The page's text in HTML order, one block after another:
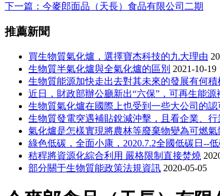
下一篇 ：今麥郎面品（天長）食品有限公司二期
推薦新聞
買生物質氣化爐，選擇寶杰科技的九大理由
生物質半氣化爐與全氣化爐的區別 2021-10-19
生物質能源加快走出去對其未來的發展有何積
近日，財政部辦公廳新出“六保”，可再生能
生物質氣化爐在國際上也受到一些大公司的認
生物質發電突遇補貼銳減沖擊，且看企業、
氣化爐是怎樣實現將農林等廢棄物變為可燃
綠色低碳，全面小康，2020.7.2全國低碳日--
秸稈將資源化綜合利用 嚴格限制直接焚燒
部分關于生物質能政策法規資訊 2020-05-05